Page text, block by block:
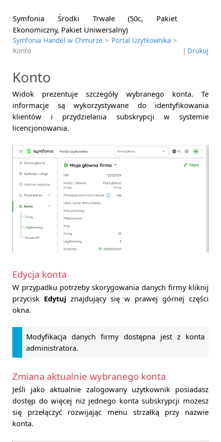
Symfonia Środki Trwałe (50c, Pakiet
Ekonomiczny, Pakiet Uniwersalny)
Symfonia Handel w Chmurze > Portal Użytkownika >
Konto
| Drukuj
Konto
Widok prezentuje szczegóły wybranego konta. Te
informacje są wykorzystywane do identyfikowania
klientów i przydzielania subskrypcji w systemie
licencjonowania.
Edycja konta
W przypadku potrzeby skorygowania danych firmy kliknij
przycisk Edytuj znajdujący się w prawej górnej części
okna.
Modyfikacja danych firmy dostępna jest z konta
administratora.
Zmiana aktualnie wybranego konta
Jeśli jako aktualnie zalogowany użytkownik posiadasz
dostęp do więcej niż jednego konta subskrypcji możesz
się przełączyć rozwijając menu strzałką przy nazwie
konta.